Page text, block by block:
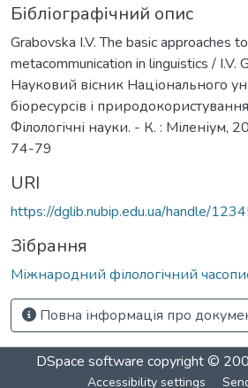
Бібліографічний опис
Grabovska I.V. The basic approaches
metacommunication in linguistics / I.V.
Науковий вісник Національного
біоресурсів і
Філологічні науки. - К. : Міленіум,
74-79
URI
https://dglib.nubip.edu.ua/handle/
Зібрання
Міжнародний філологічний
Повна інформація про
DSpace software copyright ©
Accessibility settings